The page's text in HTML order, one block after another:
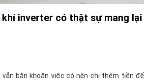
inverter có thật sự mang lại
vẫn băn khoăn việc có nên chi thêm tiền để